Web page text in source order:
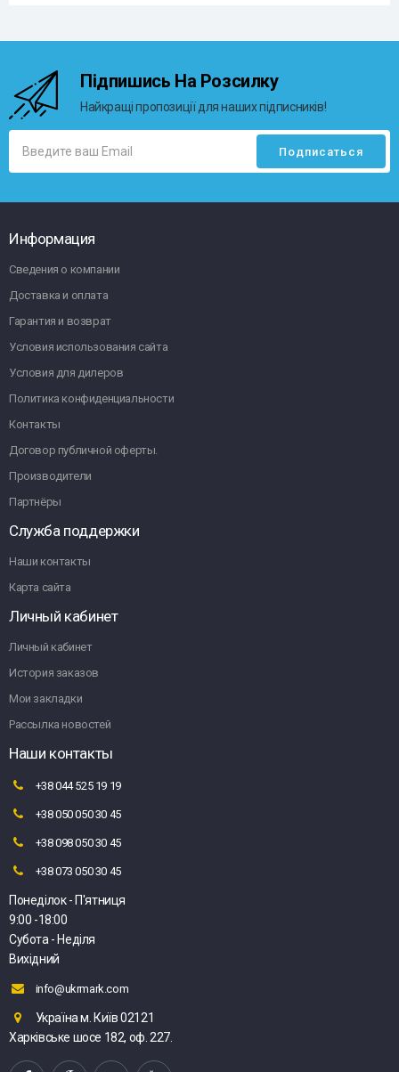
Підпишись На Розсилку
Найкращі пропозиції для наших підписників!
Информация
Сведения о компании
Доставка и оплата
Гарантия и возврат
Условия использования сайта
Условия для дилеров
Политика конфиденциальности
Контакты
Договор публичной оферты.
Производители
Партнёры
Служба поддержки
Наши контакты
Карта сайта
Личный кабинет
Личный кабинет
История заказов
Мои закладки
Рассылка новостей
Наши контакты
+38 044 525 19 19
+38 050 050 30 45
+38 098 050 30 45
+38 073 050 30 45
Понеділок - П'ятниця
9:00 -18:00
Субота - Неділя
Вихідний
info@ukrmark.com
Україна м. Київ 02121
Харківське шосе 182, оф. 227.